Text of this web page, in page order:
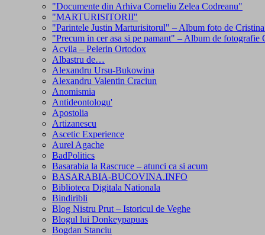
"Documente din Arhiva Corneliu Zelea Codreanu"
"MARTURISITORII"
"Parintele Justin Marturisitorul" – Album foto de
"Precum in cer asa si pe pamant" – Album de fotografie
Acvila – Pelerin Ortodox
Albastru de…
Alexandru Ursu-Bukowina
Alexandru Valentin Craciun
Anomismia
Antideontologu'
Apostolia
Artizanescu
Ascetic Experience
Aurel Agache
BadPolitics
Basarabia la Rascruce – atunci ca si acum
BASARABIA-BUCOVINA.INFO
Biblioteca Digitala Nationala
Bindiribli
Blog Nistru Prut – Istoricul de Veghe
Blogul lui Donkeypapuas
Bogdan Stanciu